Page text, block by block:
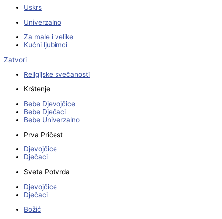
Uskrs
Univerzalno
Za male i velike
Kućni ljubimci
Zatvori
Religijske svečanosti
Krštenje
Bebe Djevojčice
Bebe Dječaci
Bebe Univerzalno
Prva Pričest
Djevojčice
Dječaci
Sveta Potvrda
Djevojčice
Dječaci
Božić